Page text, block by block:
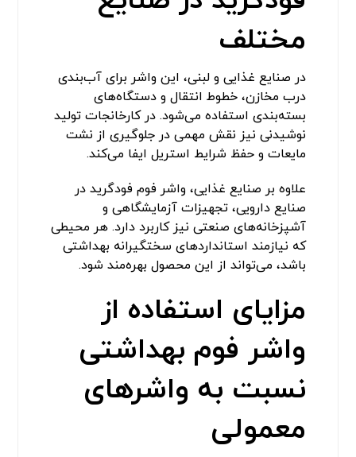
مختلف
در صنایع غذایی و لبنی، این واشر برای آب‌بندی
درب مخازن، خطوط انتقال و دستگاه‌های
بسته‌بندی استفاده می‌شود. در کارخانجات تولید
نوشیدنی نیز نقش مهمی در جلوگیری از نشت
مایعات و حفظ شرایط استریل ایفا می‌کند.
علاوه بر صنایع غذایی، واشر فوم فودگرید در
صنایع دارویی، تجهیزات آزمایشگاهی و
آشپزخانه‌های صنعتی نیز کاربرد دارد. هر محیطی
که نیازمند استانداردهای سختگیرانه بهداشتی
باشد، می‌تواند از این محصول بهره‌مند شود.
مزایای استفاده از
واشر فوم بهداشتی
نسبت به واشرهای
معمولی